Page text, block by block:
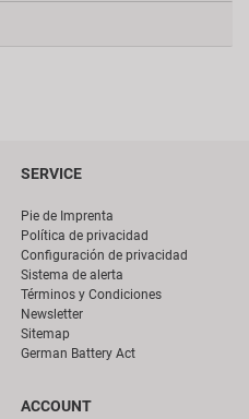
SERVICE
Pie de Imprenta
Política de privacidad
Configuración de privacidad
Sistema de alerta
Términos y Condiciones
Newsletter
Sitemap
German Battery Act
ACCOUNT